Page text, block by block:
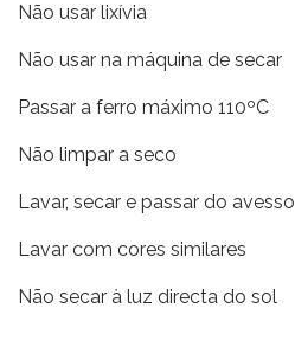
Não usar lixívia
Não usar na máquina de secar
Passar a ferro máximo 110ºC
Não limpar a seco
Lavar, secar e passar do avesso
Lavar com cores similares
Não secar à luz directa do sol